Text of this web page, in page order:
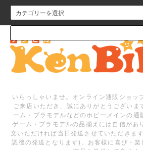
いらっしゃいませ。オンライン通販ショ
ご来店いただき、誠にありがとうございま
ーム・プラモデルなどのホビーメインの通
ゲーム・プラモデルの品揃えには自信があ
文いただければ当日発送させていただきま
認後の発送となります)。お客様に喜び・楽